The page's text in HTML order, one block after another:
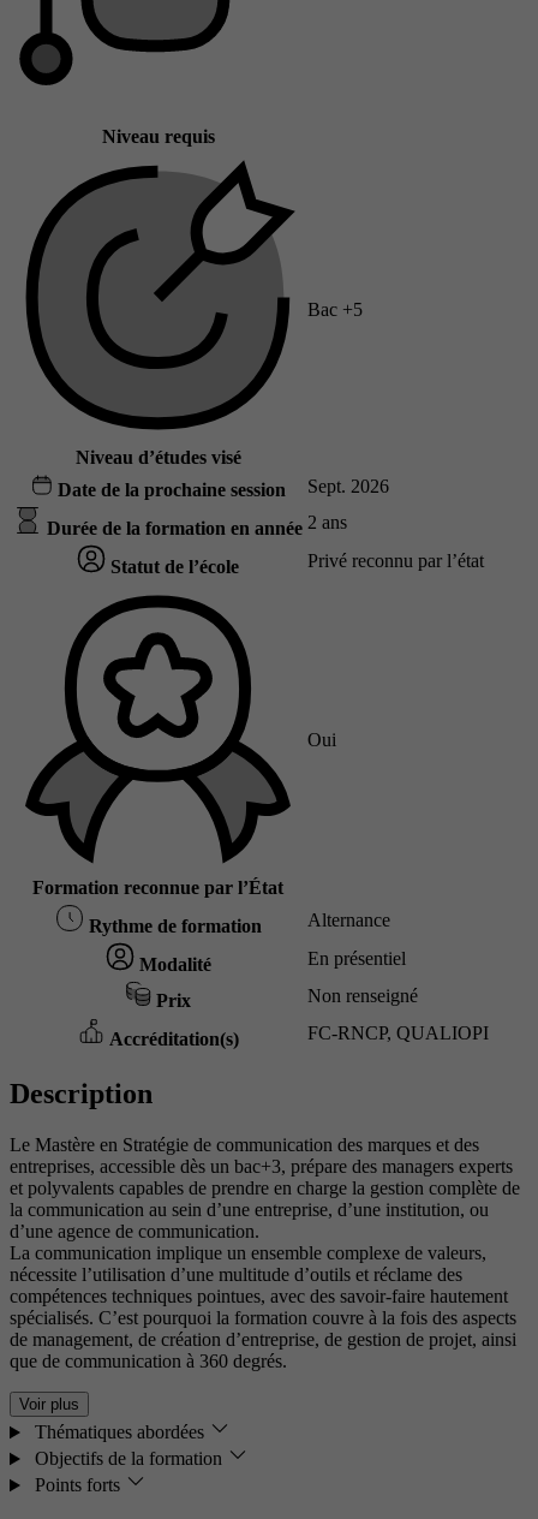
Niveau requis
Niveau d’études visé
Bac +5
Date de la prochaine session Sept. 2026
Durée de la formation en année 2 ans
Statut de l’école Privé reconnu par l’état
Formation reconnue par l’État
Oui
Rythme de formation Alternance
Modalité En présentiel
Prix Non renseigné
Accréditation(s) FC-RNCP, QUALIOPI
Description
Le Mastère en Stratégie de communication des marques et des
entreprises, accessible dès un bac+3, prépare des managers experts
et polyvalents capables de prendre en charge la gestion complète de
la communication au sein d’une entreprise, d’une institution, ou
d’une agence de communication.
La communication implique un ensemble complexe de valeurs,
nécessite l’utilisation d’une multitude d’outils et réclame des
compétences techniques pointues, avec des savoir-faire hautement
spécialisés. C’est pourquoi la formation couvre à la fois des aspects
de management, de création d’entreprise, de gestion de projet, ainsi
que de communication à 360 degrés.
Voir plus
Thématiques abordées
Objectifs de la formation
Points forts